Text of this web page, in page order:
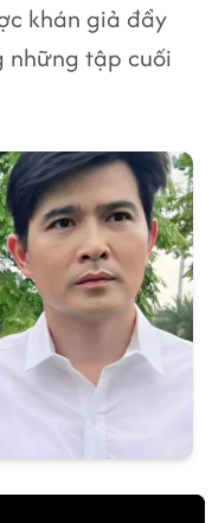
khán giả đẩy
những tập cuối